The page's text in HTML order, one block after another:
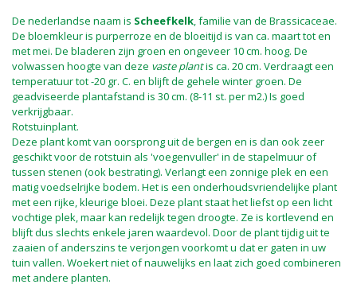
De nederlandse naam is Scheefkelk, familie van de Brassicaceae.
De bloemkleur is purperroze en de bloeitijd is van ca. maart tot en
met mei. De bladeren zijn groen en ongeveer 10 cm. hoog. De
volwassen hoogte van deze vaste plantis ca. 20 cm. Verdraagt een
temperatuur tot -20 gr. C. en blijft de gehele winter groen. De
geadviseerde plantafstand is 30 cm. (8-11 st. per m2.) Is goed
verkrijgbaar.
Rotstuinplant.
Deze plant komt van oorsprong uit de bergen en is dan ook zeer
geschikt voor de rotstuin als 'voegenvuller' in de stapelmuur of
tussen stenen (ook bestrating). Verlangt een zonnige plek en een
matig voedselrijke bodem. Het is een onderhoudsvriendelijke plant
met een rijke, kleurige bloei. Deze plant staat het liefst op een licht
vochtige plek, maar kan redelijk tegen droogte. Ze is kortlevend en
blijft dus slechts enkele jaren waardevol. Door de plant tijdig uit te
zaaien of anderszins te verjongen voorkomt u dat er gaten in uw
tuin vallen. Woekert niet of nauwelijks en laat zich goed combineren
met andere planten.